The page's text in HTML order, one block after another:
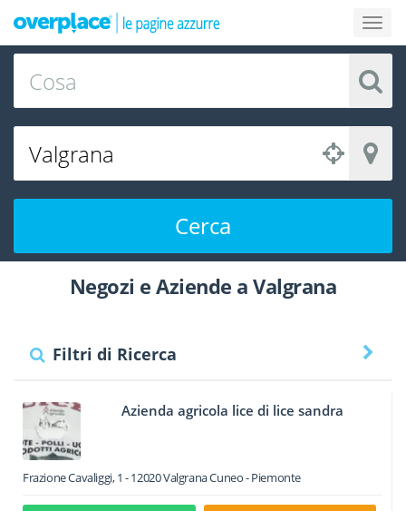
Cerca
Negozi e Aziende a Valgrana
Filtri di Ricerca
Azienda agricola lice di lice sandra
Frazione Cavaliggi, 1 -12020ValgranaCuneo -Piemonte